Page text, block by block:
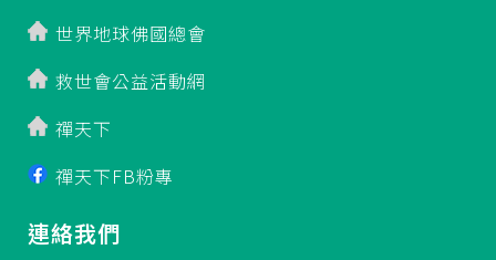
世界地球佛國總會
救世會公益活動網
禪天下
禪天下FB粉專
連絡我們